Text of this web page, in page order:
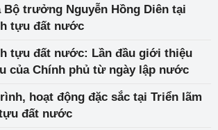
Bộ trưởng Nguyễn Hồng Diên tại
tựu đất nước
tựu đất nước: Lần đầu giới thiệu
của Chính phủ từ ngày lập nước
hoạt động đặc sắc tại Triển lãm
đất nước